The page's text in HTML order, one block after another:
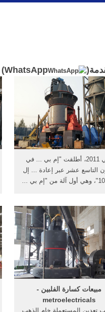
WhatsApp
)
وفي 2011، أطلقت "إم بي ... في
التاسع عشر عبر إعادة ... إل
مبيعات كسارة الفلبين -
metroelectricals
تعدين المستعملة خام الذهب